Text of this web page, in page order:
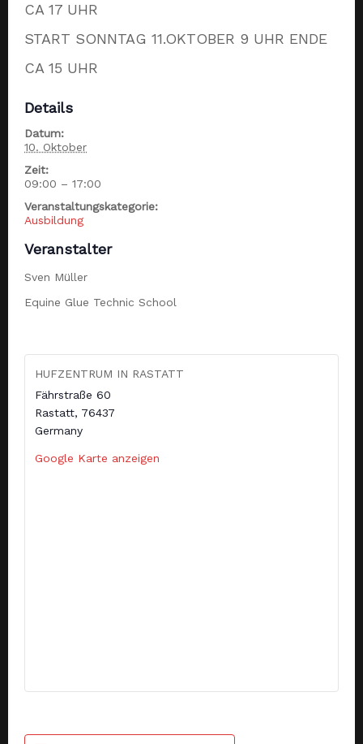
CA 17 UHR
START SONNTAG 11.OKTOBER 9 UHR ENDE
CA 15 UHR
Details
Datum:
10. Oktober
Zeit:
09:00 – 17:00
Veranstaltungskategorie:
Ausbildung
Veranstalter
Sven Müller
Equine Glue Technic School
HUFZENTRUM IN RASTATT
Fährstraße 60
Rastatt, 76437
Germany
Google Karte anzeigen